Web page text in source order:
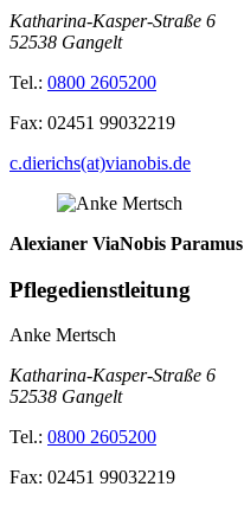
Katharina-Kasper-Straße 6
52538 Gangelt
Tel.: 0800 2605200
Fax: 02451 99032219
c.dierichs(at)vianobis.de
Alexianer ViaNobis Paramus
Pflegedienstleitung
Anke Mertsch
Katharina-Kasper-Straße 6
52538 Gangelt
Tel.: 0800 2605200
Fax: 02451 99032219